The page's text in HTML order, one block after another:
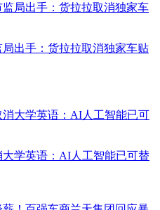
出手：货拉拉取消独家车贴
学英语：AI人工智能已可替